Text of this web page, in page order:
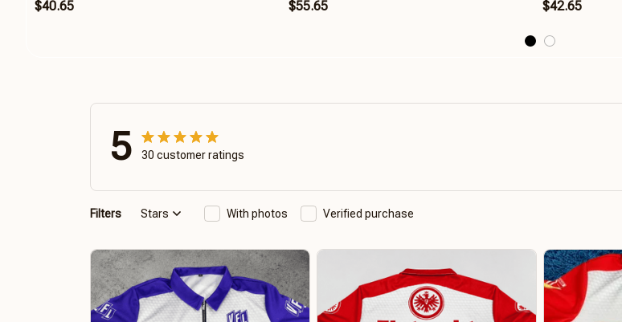
$40.65
$55.65
$42.65
5 30 customer ratings
Filters Stars With photos Verified purchase